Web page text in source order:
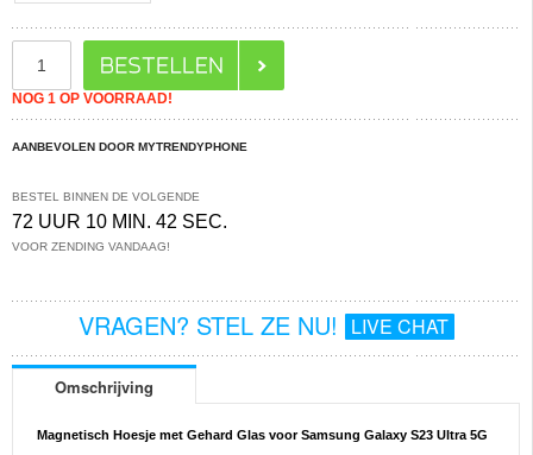
NOG 1 OP VOORRAAD!
AANBEVOLEN DOOR MYTRENDYPHONE
BESTEL BINNEN DE VOLGENDE
72 UUR 10 MIN. 42 SEC.
VOOR ZENDING VANDAAG!
VRAGEN? STEL ZE NU! LIVE CHAT
Omschrijving
Magnetisch Hoesje met Gehard Glas voor Samsung Galaxy S23 Ultra 5G